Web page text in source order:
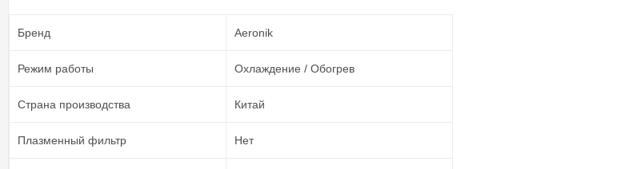
Бренд Aeronik
Режим работы Охлаждение / Обогрев
Страна производства Китай
Плазменный фильтр Нет